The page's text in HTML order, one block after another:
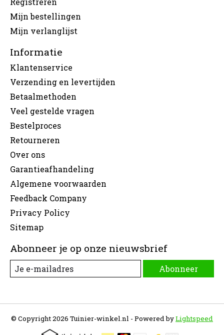
Mijn bestellingen
Mijn verlanglijst
Informatie
Klantenservice
Verzending en levertijden
Betaalmethoden
Veel gestelde vragen
Bestelproces
Retourneren
Over ons
Garantieafhandeling
Algemene voorwaarden
Feedback Company
Privacy Policy
Sitemap
Abonneer je op onze nieuwsbrief
Abonneer
© Copyright 2026 Tuinier-winkel.nl - Powered byLightspeed